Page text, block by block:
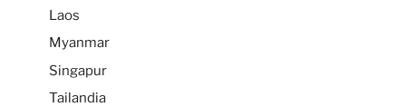
Laos
Myanmar
Singapur
Tailandia